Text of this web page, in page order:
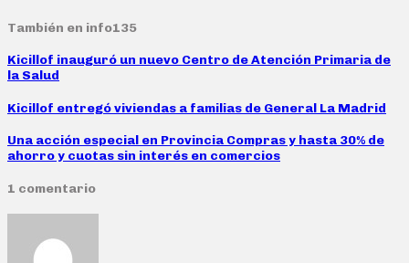
También en info135
Kicillof inauguró un nuevo Centro de Atención Primaria de
la Salud
Kicillof entregó viviendas a familias de General La Madrid
Una acción especial en Provincia Compras y hasta 30% de
ahorro y cuotas sin interés en comercios
1 comentario